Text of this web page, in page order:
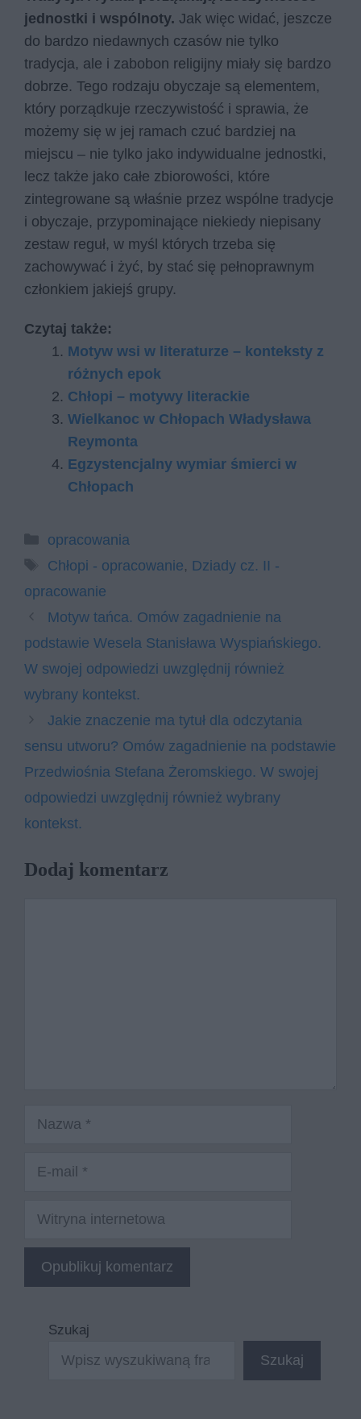
jednostki i wspólnoty. Jak więc widać, jeszcze
do bardzo niedawnych czasów nie tylko
tradycja, ale i zabobon religijny miały się bardzo
dobrze. Tego rodzaju obyczaje są elementem,
który porządkuje rzeczywistość i sprawia, że
możemy się w jej ramach czuć bardziej na
miejscu – nie tylko jako indywidualne jednostki,
lecz także jako całe zbiorowości, które
zintegrowane są właśnie przez wspólne tradycje
i obyczaje, przypominające niekiedy niepisany
zestaw reguł, w myśl których trzeba się
zachowywać i żyć, by stać się pełnoprawnym
członkiem jakiejś grupy.
Czytaj także:
Motyw wsi w literaturze – konteksty z
różnych epok
Chłopi – motywy literackie
Wielkanoc w Chłopach Władysława
Reymonta
Egzystencjalny wymiar śmierci w
Chłopach
Kategorie
opracowania
Tagi
Chłopi - opracowanie, Dziady cz. II -
opracowanie
Motyw tańca. Omów zagadnienie na
podstawie Wesela Stanisława Wyspiańskiego.
W swojej odpowiedzi uwzględnij również
wybrany kontekst.
Jakie znaczenie ma tytuł dla odczytania
sensu utworu? Omów zagadnienie na podstawie
Przedwiośnia Stefana Żeromskiego. W swojej
odpowiedzi uwzględnij również wybrany
kontekst.
Dodaj komentarz
Nazwa
Witryna
Szukaj
Szukaj